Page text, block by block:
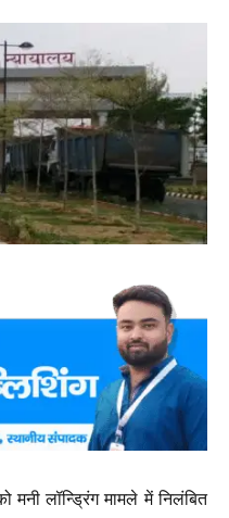
मनी लॉन्ड्रिंग मामले में निलंबित